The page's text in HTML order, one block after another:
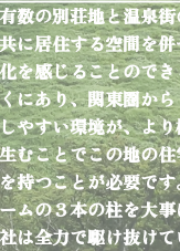
数の別荘地と温泉
に居住する空間を
を感じることので
にあり、関東圏か
やすい環境が、よ
むことでこの地の
持つことが必要で
ムの３本の柱を大
は全力で駆け抜けて